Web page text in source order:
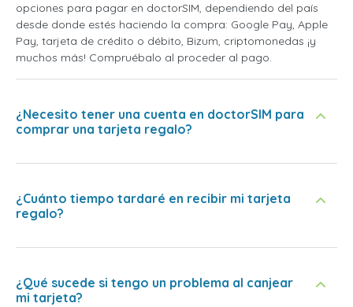
opciones para pagar en doctorSIM, dependiendo del país
desde donde estés haciendo la compra: Google Pay, Apple
Pay, tarjeta de crédito o débito, Bizum, criptomonedas ¡y
muchos más! Compruébalo al proceder al pago.
¿Necesito tener una cuenta en doctorSIM para
comprar una tarjeta regalo?
¿Cuánto tiempo tardaré en recibir mi tarjeta
regalo?
¿Qué sucede si tengo un problema al canjear
mi tarjeta?